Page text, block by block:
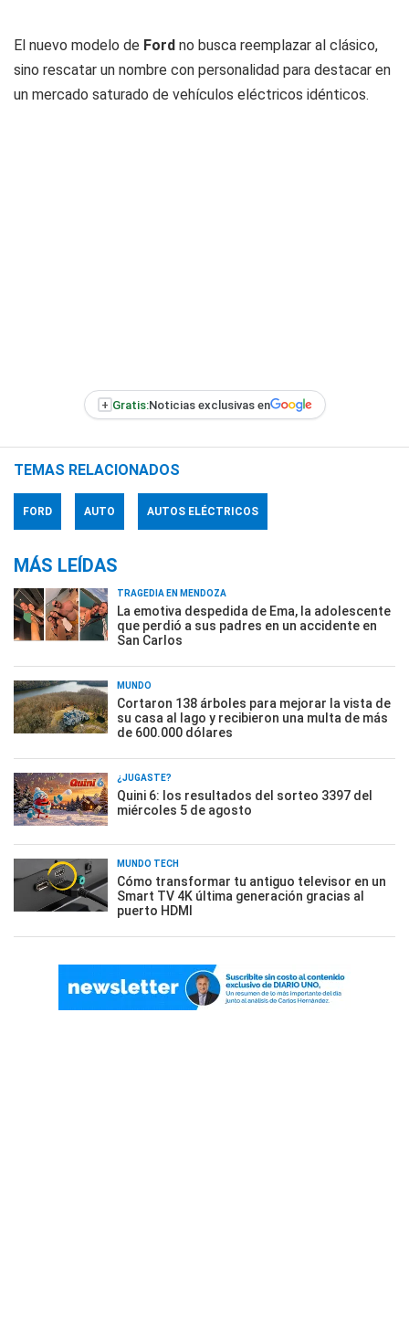
El nuevo modelo de Ford no busca reemplazar al clásico,
sino rescatar un nombre con personalidad para destacar en
un mercado saturado de vehículos eléctricos idénticos.
+ Gratis:Noticias exclusivas en
TEMAS RELACIONADOS
FORD AUTO AUTOS ELÉCTRICOS
MÁS LEÍDAS
TRAGEDIA EN MENDOZA
La emotiva despedida de Ema, la adolescente
que perdió a sus padres en un accidente en
San Carlos
MUNDO
Cortaron 138 árboles para mejorar la vista de
su casa al lago y recibieron una multa de más
de 600.000 dólares
¿JUGASTE?
Quini 6: los resultados del sorteo 3397 del
miércoles 5 de agosto
MUNDO TECH
Cómo transformar tu antiguo televisor en un
Smart TV 4K última generación gracias al
puerto HDMI